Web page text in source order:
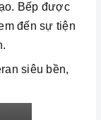
Bếp được
đến sự tiện
siêu bền,